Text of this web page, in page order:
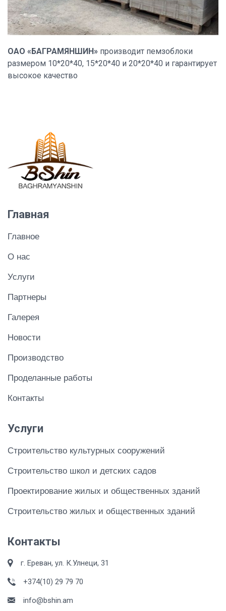
ОАО «БАГРАМЯНШИН» производит пемзоблоки
размером 10*20*40, 15*20*40 и 20*20*40 и гарантирует
высокое качество
Главная
Главное
О нас
Услуги
Партнеры
Галерея
Новости
Производство
Проделанные работы
Контакты
Услуги
Строительство культурных сооружений
Строительство школ и детских садов
Проектирование жилых и общественных зданий
Строительство жилых и общественных зданий
Контакты
г. Ереван, ул. К.Улнеци, 31
+374(10) 29 79 70
info@bshin.am